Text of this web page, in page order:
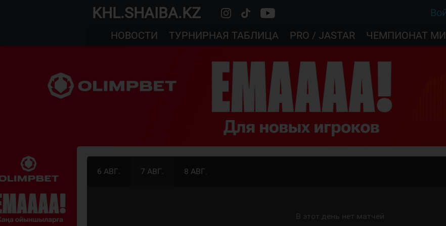
KHL.SHAIBA.KZ
НОВОСТИ
ТУРНИРНАЯ ТАБЛИЦА PRO / JASTAR ЧЕМПИОНАТ
6 АВГ. 7 АВГ. 8 АВГ.
В этот день нет матчей